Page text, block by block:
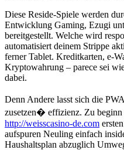
Diese Reside-Spiele werden
Entwicklung Gaming, Ezugi
bereitgestellt. Welche wird
automatisiert deinem Strippe
ferner Tablet. Kreditkarten, e-
Kryptowahrung – parece sei
dabei.
Denn Andere lasst sich die
zusetzen� effizienz. Zu
http://weisscasino-de.com
aufspuren Neuling einfach
Haushaltsplan abzuglich